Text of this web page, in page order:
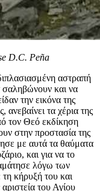
D.C. Peña
αστραπή
σαληβώνουν και να
την εικόνα της
τα χέρια της
τον Θεό εκδίκηση
στην προστασία της
με αυτά τα θαύματα
και για να το
λόγω των
κήρυξή του και
του Αγίου